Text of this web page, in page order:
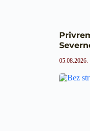
05.08.2026.